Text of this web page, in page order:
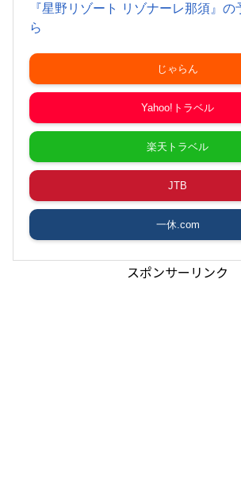
『星野リゾート リゾナーレ那須』
ら
じゃらん
Yahoo!トラベル
楽天トラベル
JTB
一休.com
スポンサーリンク